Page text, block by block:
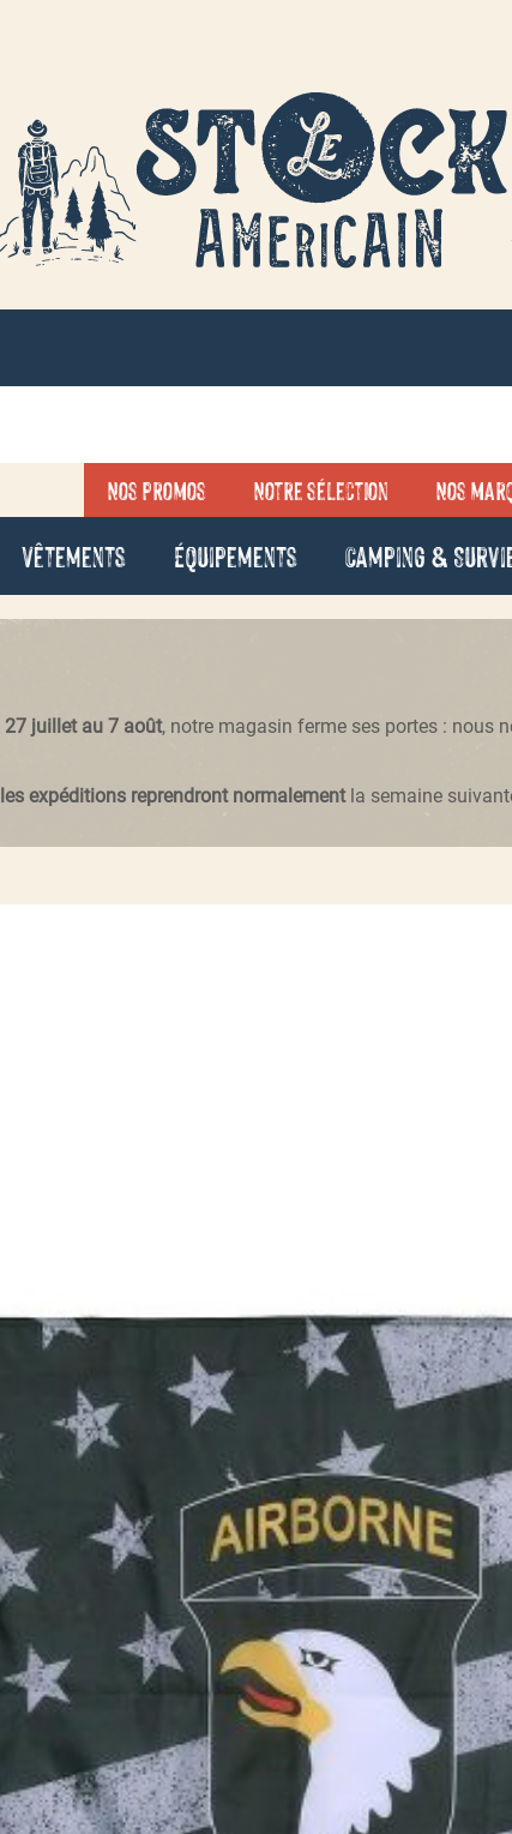
Nos promos Notre sélection Nos
Vêtements Équipements Camping &
27 juillet au 7 août, notre magasin ferme ses portes : nous
les expéditions reprendront normalementla semaine